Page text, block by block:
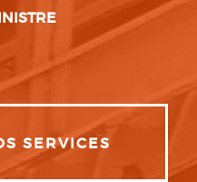
SERVICES